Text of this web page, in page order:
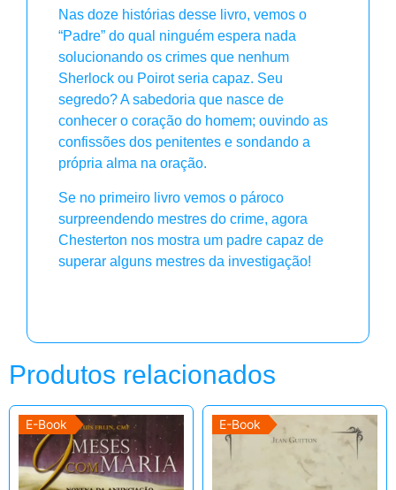
Nas doze histórias desse livro, vemos o
“Padre” do qual ninguém espera nada
solucionando os crimes que nenhum
Sherlock ou Poirot seria capaz. Seu
segredo? A sabedoria que nasce de
conhecer o coração do homem; ouvindo as
confissões dos penitentes e sondando a
própria alma na oração.
Se no primeiro livro vemos o pároco
surpreendendo mestres do crime, agora
Chesterton nos mostra um padre capaz de
superar alguns mestres da investigação!
Produtos relacionados
E-Book E-Book